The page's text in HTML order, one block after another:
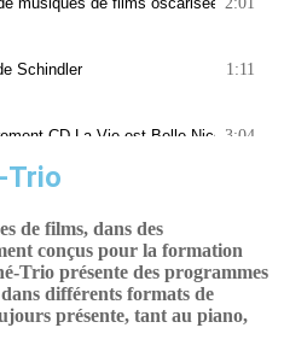
Schindler 1:11
CD La Vie est Belle Nicola Pivani
3:04
Trio
de films, dans des
conçus pour la formation
Trio présente des programmes
différents formats de
présente, tant au piano,